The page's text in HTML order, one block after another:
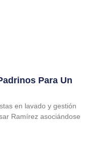
Para Un
en lavado y gestión
Ramírez asociándose